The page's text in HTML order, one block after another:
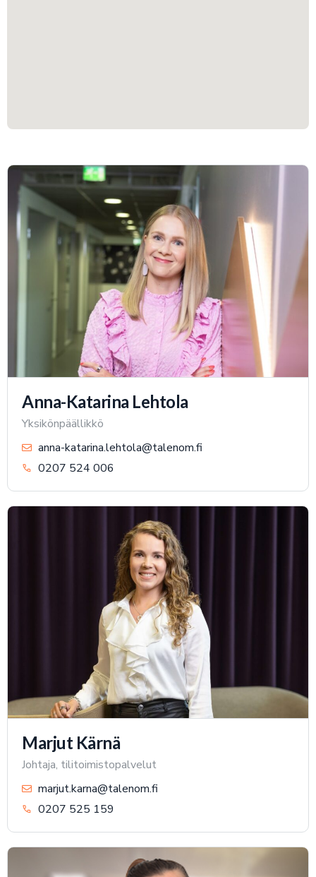
Anna-Katarina Lehtola
Yksikönpäällikkö
anna-katarina.lehtola@talenom.fi
0207 524 006
Marjut Kärnä
Johtaja, tilitoimistopalvelut
marjut.karna@talenom.fi
0207 525 159